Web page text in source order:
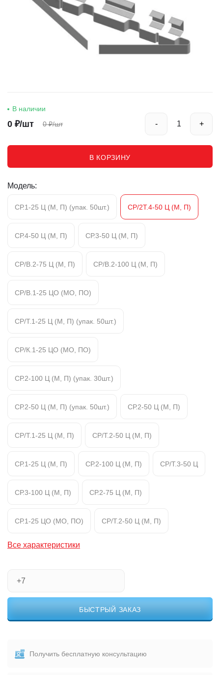
В наличии
0 ₽/шт 0 ₽/шт - +
В КОРЗИНУ
Модель:
СР.1-25 Ц (М, П) (упак. 50шт.) СР/2Т.4-50 Ц (М, П)
СР.4-50 Ц (М, П) СР.3-50 Ц (М, П)
СР/В.2-75 Ц (М, П) СР/В.2-100 Ц (М, П)
СР/В.1-25 ЦО (МО, ПО)
СР/Т.1-25 Ц (М, П) (упак. 50шт.)
СР/К.1-25 ЦО (МО, ПО)
СР.2-100 Ц (М, П) (упак. 30шт.)
СР.2-50 Ц (М, П) (упак. 50шт.) СР.2-50 Ц (М, П)
СР/Т.1-25 Ц (М, П) СР/Т.2-50 Ц (М, П)
СР.1-25 Ц (М, П) СР.2-100 Ц (М, П) СР/Т.3-50 Ц
СР.3-100 Ц (М, П) СР.2-75 Ц (М, П)
СР.1-25 ЦО (МО, ПО) СР/Т.2-50 Ц (М, П)
Все характеристики
БЫСТРЫЙ ЗАКАЗ
Получить бесплатную консультацию
Комплектующие для тёплых полов
Реквизиты